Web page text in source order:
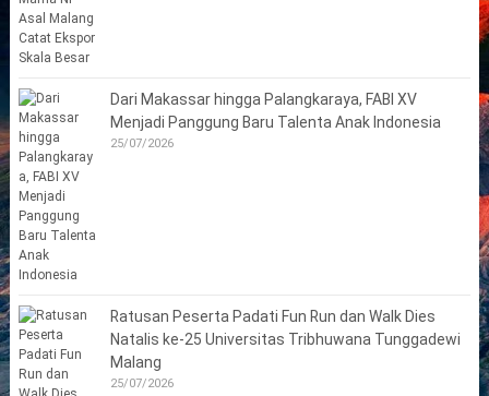
Dari Makassar hingga Palangkaraya, FABI XV
Menjadi Panggung Baru Talenta Anak Indonesia
25/07/2026
Ratusan Peserta Padati Fun Run dan Walk Dies
Natalis ke-25 Universitas Tribhuwana Tunggadewi
Malang
25/07/2026